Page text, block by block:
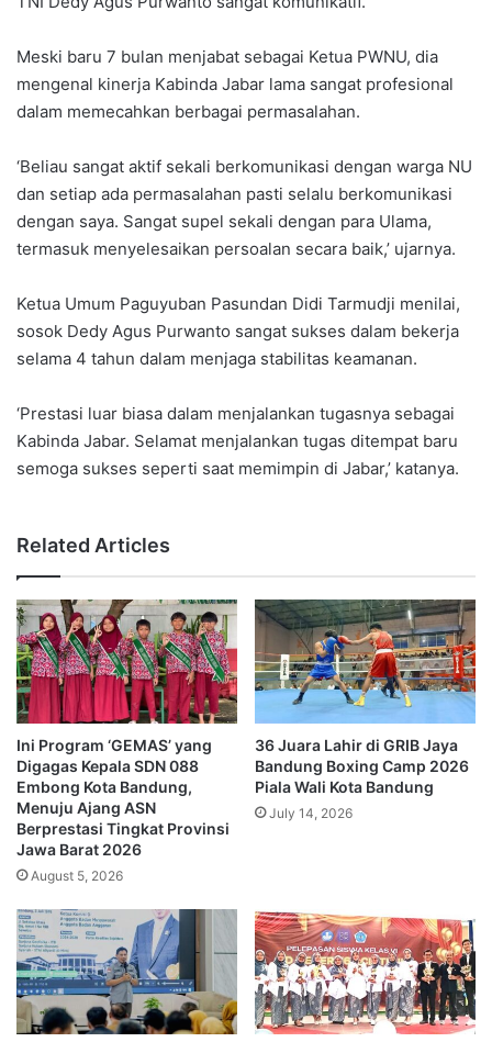
Meski baru 7 bulan menjabat sebagai Ketua PWNU, dia
mengenal kinerja Kabinda Jabar lama sangat profesional
dalam memecahkan berbagai permasalahan.
‘Beliau sangat aktif sekali berkomunikasi dengan warga NU
dan setiap ada permasalahan pasti selalu berkomunikasi
dengan saya. Sangat supel sekali dengan para Ulama,
termasuk menyelesaikan persoalan secara baik,’ ujarnya.
Ketua Umum Paguyuban Pasundan Didi Tarmudji menilai,
sosok Dedy Agus Purwanto sangat sukses dalam bekerja
selama 4 tahun dalam menjaga stabilitas keamanan.
‘Prestasi luar biasa dalam menjalankan tugasnya sebagai
Kabinda Jabar. Selamat menjalankan tugas ditempat baru
semoga sukses seperti saat memimpin di Jabar,’ katanya.
Related Articles
Ini Program ‘GEMAS’ yang
Digagas Kepala SDN 088
Embong Kota Bandung,
Menuju Ajang ASN
Berprestasi Tingkat Provinsi
Jawa Barat 2026
August 5, 2026
36 Juara Lahir di GRIB Jaya
Bandung Boxing Camp 2026
Piala Wali Kota Bandung
July 14, 2026